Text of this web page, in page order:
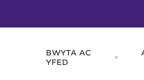
BWYTA AC
YFED
Open